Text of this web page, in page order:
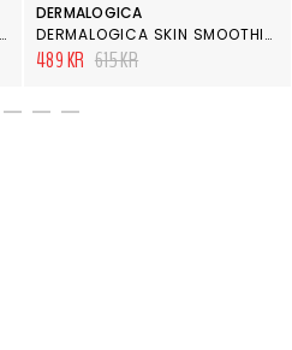
DERMALOGICA ACTIVE MOIST 100 ML
DERMALOGICA
DERMALOGICA SKIN SMOOTHING CREAM 50 ML
489 KR 615 KR